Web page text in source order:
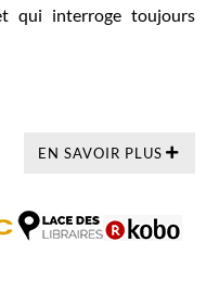
qui interroge toujours
EN SAVOIR PLUS